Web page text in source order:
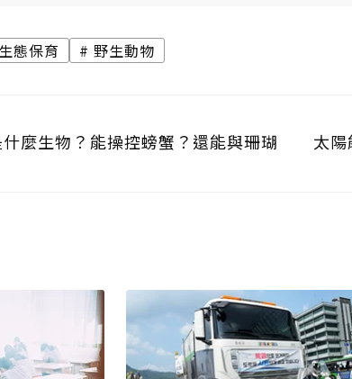
生態保育 野生動物
麼生物？能操控螃蟹？還能與珊瑚
太